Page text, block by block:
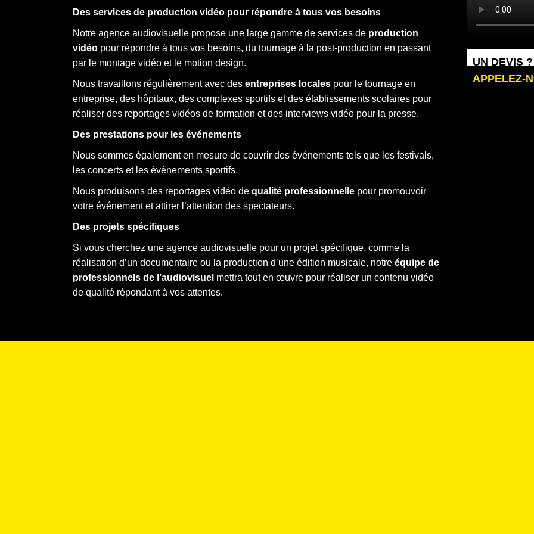
Des services de production vidéo pour répondre à tous vos besoins
Notre agence audiovisuelle propose une large gamme de services de production
vidéo pour répondre à tous vos besoins, du tournage à la post-production en passant
par le montage vidéo et le motion design.
Nous travaillons régulièrement avec des entreprises locales pour le tournage en
entreprise, des hôpitaux, des complexes sportifs et des établissements scolaires pour
réaliser des reportages vidéos de formation et des interviews vidéo pour la presse.
Des prestations pour les événements
Nous sommes également en mesure de couvrir des événements tels que les festivals,
les concerts et les événements sportifs.
Nous produisons des reportages vidéo de qualité professionnelle pour promouvoir
votre événement et attirer l’attention des spectateurs.
Des projets spécifiques
Si vous cherchez une agence audiovisuelle pour un projet spécifique, comme la
réalisation d’un documentaire ou la production d’une édition musicale, notre équipe de
professionnels de l’audiovisuel mettra tout en œuvre pour réaliser un contenu vidéo
de qualité répondant à vos attentes.
UN DEVIS ?
APPELEZ-